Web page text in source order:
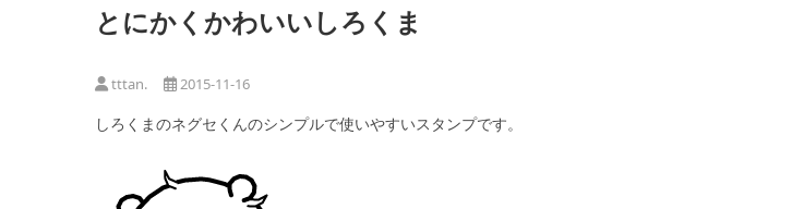
とにかくかわいいしろくま
tttan. 2015-11-16
しろくまのネグセくんのシンプルで使いやすいスタンプです。